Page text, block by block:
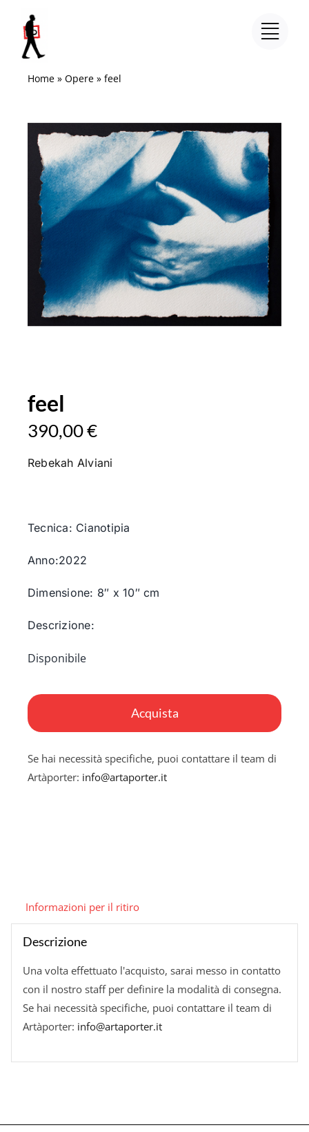
contenuto
Home» Opere» feel
feel
390,00€
Rebekah Alviani
Tecnica: Cianotipia
Anno:2022
Dimensione: 8″ x 10″ cm
Descrizione:
Disponibile
Acquista
Se hai necessità specifiche, puoi contattare il team di
Artàporter: info@artaporter.it
Informazioni per il ritiro
Descrizione
Una volta effettuato l'acquisto, sarai messo in contatto
con il nostro staff per definire la modalità di consegna.
Se hai necessità specifiche, puoi contattare il team di
Artàporter: info@artaporter.it